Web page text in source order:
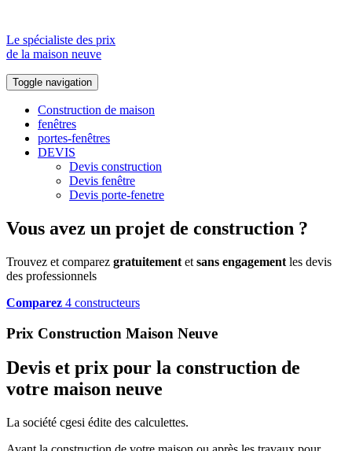
Le spécialiste des prix
de la maison neuve
Toggle navigation
Construction de maison
fenêtres
portes-fenêtres
DEVIS
Devis construction
Devis fenêtre
Devis porte-fenetre
Vous avez un projet de construction ?
Trouvez et comparez gratuitement et sans engagement les devis
des professionnels
Comparez 4 constructeurs
Prix Construction Maison Neuve
Devis et prix pour la construction de
votre maison neuve
La société cgesi édite des calculettes.